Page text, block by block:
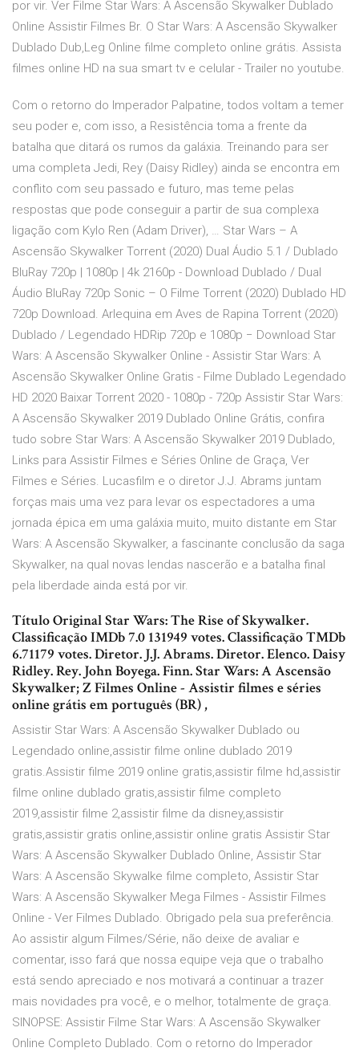
por vir. Ver Filme Star Wars: A Ascensão Skywalker Dublado
Online Assistir Filmes Br. O Star Wars: A Ascensão Skywalker
Dublado Dub,Leg Online filme completo online grátis. Assista
filmes online HD na sua smart tv e celular - Trailer no youtube.
Com o retorno do Imperador Palpatine, todos voltam a temer
seu poder e, com isso, a Resistência toma a frente da
batalha que ditará os rumos da galáxia. Treinando para ser
uma completa Jedi, Rey (Daisy Ridley) ainda se encontra em
conflito com seu passado e futuro, mas teme pelas
respostas que pode conseguir a partir de sua complexa
ligação com Kylo Ren (Adam Driver), … Star Wars – A
Ascensão Skywalker Torrent (2020) Dual Áudio 5.1 / Dublado
BluRay 720p | 1080p | 4k 2160p - Download Dublado / Dual
Áudio BluRay 720p Sonic – O Filme Torrent (2020) Dublado HD
720p Download. Arlequina em Aves de Rapina Torrent (2020)
Dublado / Legendado HDRip 720p e 1080p − Download Star
Wars: A Ascensão Skywalker Online - Assistir Star Wars: A
Ascensão Skywalker Online Gratis - Filme Dublado Legendado
HD 2020 Baixar Torrent 2020 - 1080p - 720p Assistir Star Wars:
A Ascensão Skywalker 2019 Dublado Online Grátis, confira
tudo sobre Star Wars: A Ascensão Skywalker 2019 Dublado,
Links para Assistir Filmes e Séries Online de Graça, Ver
Filmes e Séries. Lucasfilm e o diretor J.J. Abrams juntam
forças mais uma vez para levar os espectadores a uma
jornada épica em uma galáxia muito, muito distante em Star
Wars: A Ascensão Skywalker, a fascinante conclusão da saga
Skywalker, na qual novas lendas nascerão e a batalha final
pela liberdade ainda está por vir.
Título Original Star Wars: The Rise of Skywalker.
Classificação IMDb 7.0 131949 votes. Classificação TMDb
6.71179 votes. Diretor. J.J. Abrams. Diretor. Elenco. Daisy
Ridley. Rey. John Boyega. Finn. Star Wars: A Ascensão
Skywalker; Z Filmes Online - Assistir filmes e séries
online grátis em português (BR) ,
Assistir Star Wars: A Ascensão Skywalker Dublado ou
Legendado online,assistir filme online dublado 2019
gratis.Assistir filme 2019 online gratis,assistir filme hd,assistir
filme online dublado gratis,assistir filme completo
2019,assistir filme 2,assistir filme da disney,assistir
gratis,assistir gratis online,assistir online gratis Assistir Star
Wars: A Ascensão Skywalker Dublado Online, Assistir Star
Wars: A Ascensão Skywalke filme completo, Assistir Star
Wars: A Ascensão Skywalker Mega Filmes - Assistir Filmes
Online - Ver Filmes Dublado. Obrigado pela sua preferência.
Ao assistir algum Filmes/Série, não deixe de avaliar e
comentar, isso fará que nossa equipe veja que o trabalho
está sendo apreciado e nos motivará a continuar a trazer
mais novidades pra você, e o melhor, totalmente de graça.
SINOPSE: Assistir Filme Star Wars: A Ascensão Skywalker
Online Completo Dublado. Com o retorno do Imperador